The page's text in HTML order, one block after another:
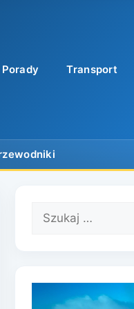
Porady Transport
Szukaj: